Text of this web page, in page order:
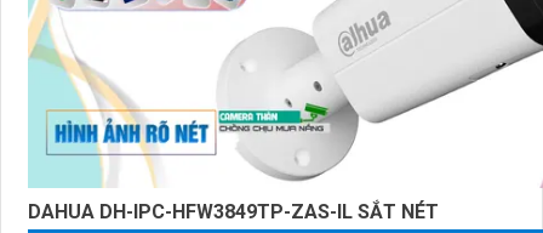
DAHUA DH-IPC-HFW3849TP-ZAS-IL SẮT NÉT